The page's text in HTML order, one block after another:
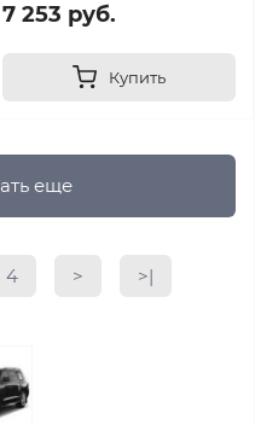
7 253 руб.
Купить
еще
4 > >|